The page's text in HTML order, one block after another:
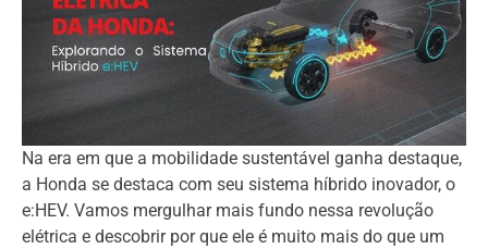
Na era em que a mobilidade sustentável ganha destaque,
a Honda se destaca com seu sistema híbrido inovador, o
e:HEV. Vamos mergulhar mais fundo nessa revolução
elétrica e descobrir por que ele é muito mais do que um